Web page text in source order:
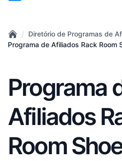
Home
/ Diretório de Programas de
Programa de Afiliados Rack Room
Programa
Afiliados
Room